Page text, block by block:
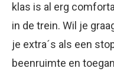
klas is al erg
in de trein. Wil je
je extra´s als een
beenruimte en